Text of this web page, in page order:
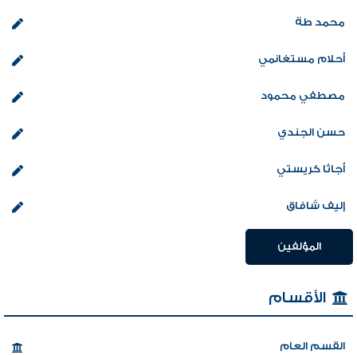
محمد طة
أحلام مستغانمي
مصطفي محمود
حسن الجندي
أجاثا كريستي
إليف شافاق
المؤلفين
الأقسام
القسم العام